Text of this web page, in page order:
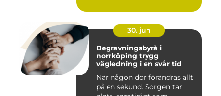
30. jun
Begravningsbyrå i
norrköping trygg
vägledning i en svår tid
När någon dör förändras allt
på en sekund. Sorgen tar